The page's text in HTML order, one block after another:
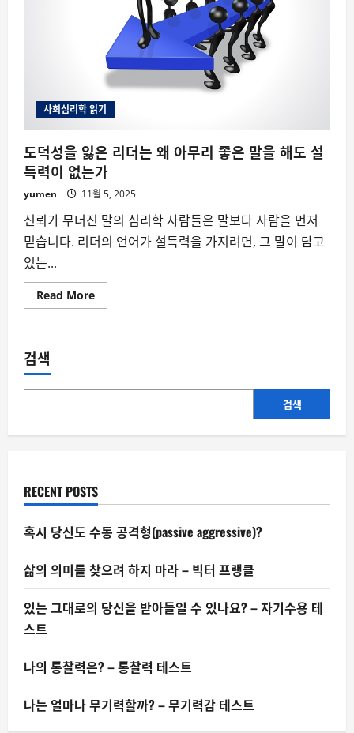
사회심리학 읽기
도덕성을 잃은 리더는 왜 아무리 좋은 말을 해도 설
득력이 없는가
yumen 11월 5, 2025
신뢰가 무너진 말의 심리학 사람들은 말보다 사람을 먼저
믿습니다. 리더의 언어가 설득력을 가지려면, 그 말이 담고
있는...
Read MoreRead
more
잃
리
는
아
은
말
을
도
설
득
이
는
가
검색
검색
RECENT POSTS
혹시 당신도 수동 공격형(passive aggressive)?
삶의 의미를 찾으려 하지 마라 – 빅터 프랭클
있는 그대로의 당신을 받아들일 수 있나요? – 자기수용 테
스트
나의 통찰력은? – 통찰력 테스트
나는 얼마나 무기력할까? – 무기력감 테스트